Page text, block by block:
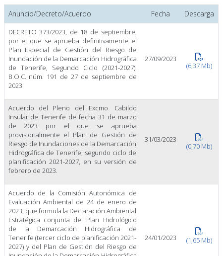
Anuncio/Decreto/Acuerdo Fecha Descarga
DECRETO 373/2023, de 18 de septiembre,
por el que se aprueba definitivamente el
Plan Especial de Gestión del Riesgo de
Inundación de la Demarcación Hidrográfica
de Tenerife, Segundo Ciclo (2021-2027).
B.O.C. núm. 191 de 27 de septiembre de
2023
27/09/2023
(6,37 Mb)
Acuerdo del Pleno del Excmo. Cabildo
Insular de Tenerife de fecha 31 de marzo
de 2023 por el que se aprueba
provisionalmente el Plan de Gestión de
Riesgo de Inundaciones de la Demarcación
Hidrográfica de Tenerife, segundo ciclo de
planificación 2021-2027, en su versión de
febrero de 2023.
31/03/2023
(0,70 Mb)
Acuerdo de la Comisión Autonómica de
Evaluación Ambiental de 24 de enero de
2023, que formula la Declaración Ambiental
Estratégica conjunta del Plan Hidrológico
de la Demarcación Hidrográfica de
Tenerife (tercer ciclo de planificación 2021-
2027) y del Plan de Gestión del Riesgo de
24/01/2023 (1,65 Mb)